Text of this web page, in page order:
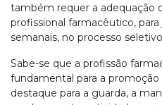
também requer a adequação
profissional farmacêutico,
semanais, no processo
Sabe-se que a profissão
fundamental para a
destaque para a guarda, a